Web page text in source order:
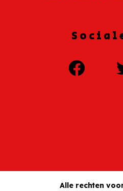
Alle rechten